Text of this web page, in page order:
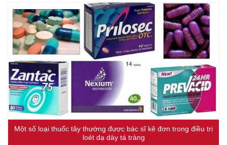
Một số loại thuốc tây thường được bác sĩ kê đơn trong điều trị
loét dạ dày tá tràng